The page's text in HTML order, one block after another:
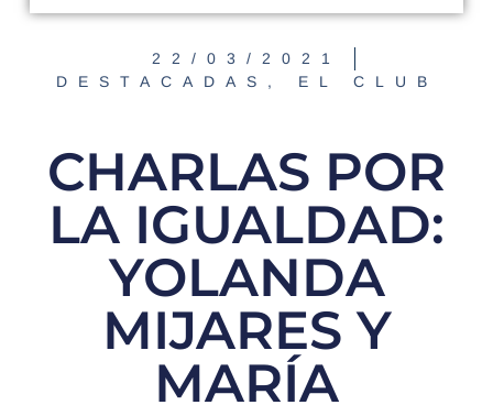
22/03/2021
DESTACADAS , EL CLUB
CHARLAS POR
LA IGUALDAD:
YOLANDA
MIJARES Y
MARÍA